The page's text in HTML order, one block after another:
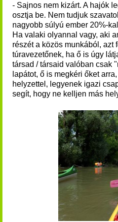
- Sajnos nem kizárt. A hajók
osztja be. Nem tudjuk
nagyobb súlyú ember 20%-
Ha valaki olyannal vagy, aki
részét a közös munkából, azt
túravezetőnek, ha ő is úgy
társad / társaid valóban csak
lapátot, ő is megkéri őket
helyzettel, legyenek igazi
segít, hogy ne kelljen más